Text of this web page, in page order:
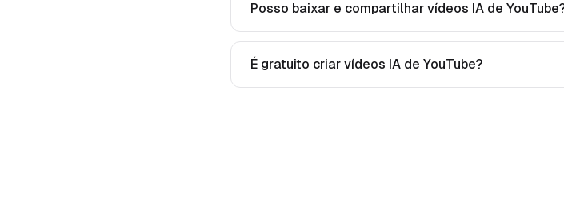
Posso baixar e compartilhar vídeos IA de
É gratuito criar vídeos IA de YouTube?